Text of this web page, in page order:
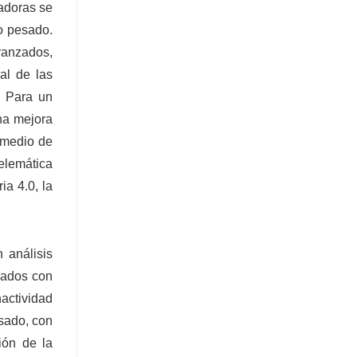
se
pesado.
de las
Para un
mejora
de
4.0, la
análisis
con
con
de la